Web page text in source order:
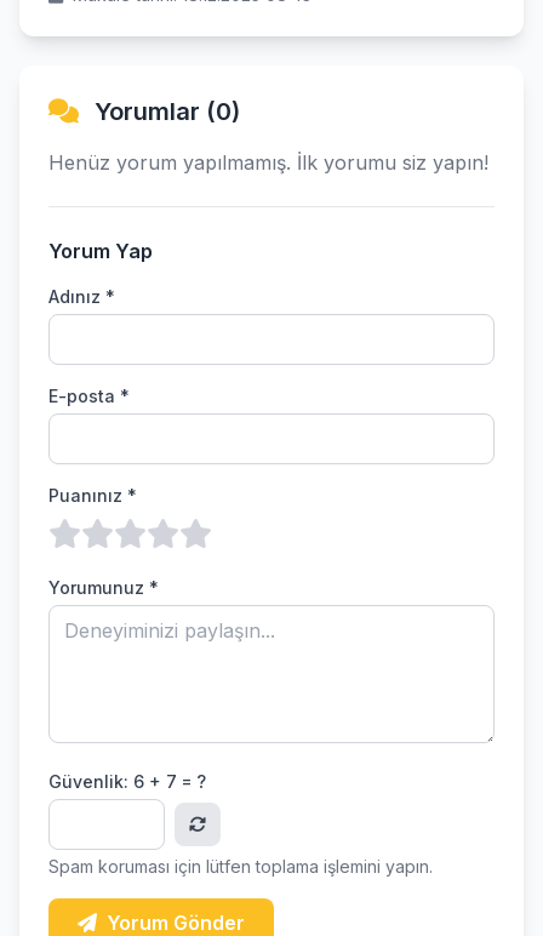
Yorumlar (0)
Henüz yorum yapılmamış. İlk yorumu siz yapın!
Yorum Yap
Adınız *
E-posta *
Puanınız *
Yorumunuz *
Güvenlik: 6 + 7 = ?
Spam koruması için lütfen toplama işlemini yapın.
Yorum Gönder